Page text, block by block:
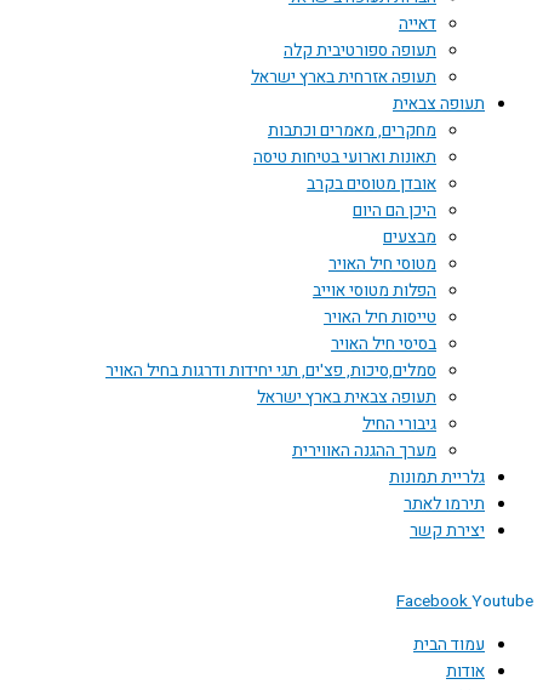
דאייה
תעופה ספורטיבית קלה
תעופה אזרחית בארץ ישראל
תעופה צבאית
מחקרים, מאמרים וכתבות
תאונות וארועי בטיחות טיסה
אובדן מטוסים בקרב
היכן הם היום
מבצעים
מטוסי חיל האויר
הפלות מטוסי אוייב
טייסות חיל האויר
בסיסי חיל האויר
סמלים,סיכות, פצ'ים, תגי יחידות ודרגות בחיל האויר
תעופה צבאית בארץ ישראל
גיבורי החיל
מערך ההגנה האווירית
גלריית תמונות
תירמו לאתר
יצירת קשר
Facebook
עמוד הבית
אודות